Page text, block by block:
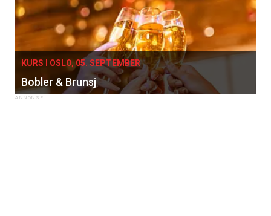
KURS I OSLO, 05. SEPTEMBER
Bobler & Brunsj